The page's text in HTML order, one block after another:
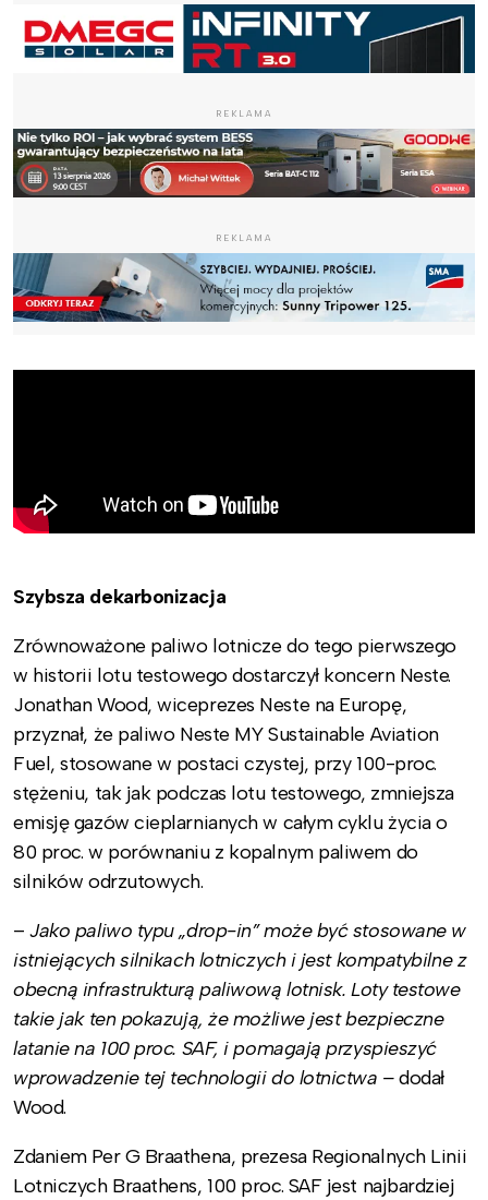
REKLAMA
REKLAMA
Szybsza dekarbonizacja
Zrównoważone paliwo lotnicze do tego pierwszego
w historii lotu testowego dostarczył koncern Neste.
Jonathan Wood, wiceprezes Neste na Europę,
przyznał, że paliwo Neste MY Sustainable Aviation
Fuel, stosowane w postaci czystej, przy 100-proc.
stężeniu, tak jak podczas lotu testowego, zmniejsza
emisję gazów cieplarnianych w całym cyklu życia o
80 proc. w porównaniu z kopalnym paliwem do
silników odrzutowych.
–Jako paliwo typu „drop-in” może być stosowane w
istniejących silnikach lotniczych i jest kompatybilne z
obecną infrastrukturą paliwową lotnisk. Loty testowe
takie jak ten pokazują, że możliwe jest bezpieczne
latanie na 100 proc. SAF, i pomagają przyspieszyć
wprowadzenie tej technologii do lotnictwa –dodał
Wood.
Zdaniem Per G Braathena, prezesa Regionalnych Linii
Lotniczych Braathens, 100 proc. SAF jest najbardziej